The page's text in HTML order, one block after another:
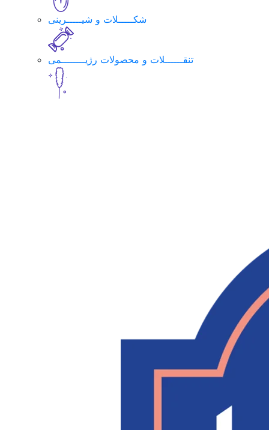
شکـــــلات و شیـــــرینی
تنقــــــلات و محصولات رژیــــــــمی